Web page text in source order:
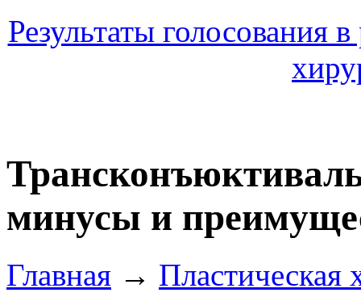
Результаты голосования
минусы и
Главная → Пластическая